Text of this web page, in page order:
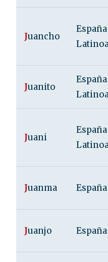
Juancho
Juanito
Juani
Juanma España
Juanjo España